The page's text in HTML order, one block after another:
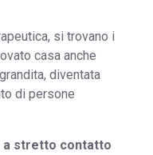
si trovano i
casa anche
diventata
di persone
a stretto contatto